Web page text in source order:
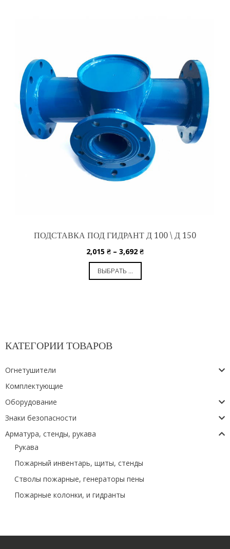
ПОДСТАВКА ПОД ГИДРАНТ Д 100 \ Д 150
2,015 ₴ – 3,692 ₴
ВЫБРАТЬ ...
КАТЕГОРИИ ТОВАРОВ
Огнетушители
Комплектующие
Оборудование
Знаки безопасности
Арматура, стенды, рукава
Рукава
Пожарный инвентарь, щиты, стенды
Стволы пожарные, генераторы пены
Пожарные колонки, и гидранты